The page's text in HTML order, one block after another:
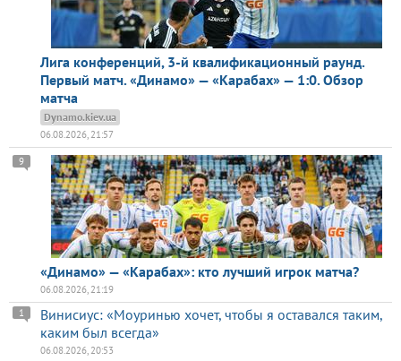
Лига конференций, 3-й квалификационный раунд.
Первый матч. «Динамо» — «Карабах» — 1:0. Обзор
матча
Dynamo.kiev.ua
06.08.2026, 21:57
«Динамо» — «Карабах»: кто лучший игрок матча?
9
06.08.2026, 21:19
Винисиус: «Моуринью хочет, чтобы я оставался таким,
каким был всегда»
1
06.08.2026, 20:53